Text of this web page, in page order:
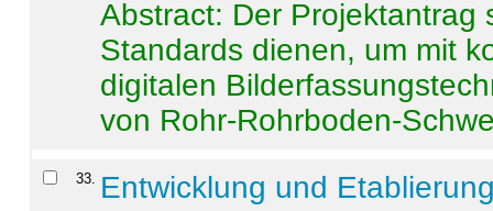
Abstract: Der Projektantrag
Standards dienen, um mit
digitalen
von Rohr-Rohrboden-
33. Entwicklung und